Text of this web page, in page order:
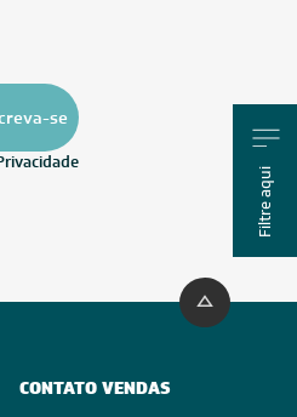
Filtre aqui
se
CONTATO VENDAS